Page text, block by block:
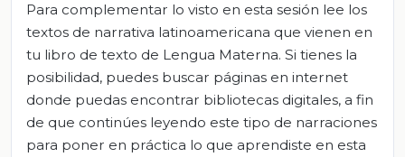
Para complementar lo visto en esta sesión lee los
textos de narrativa latinoamericana que vienen en
tu libro de texto de Lengua Materna. Si tienes la
posibilidad, puedes buscar páginas en internet
donde puedas encontrar bibliotecas digitales, a fin
de que continúes leyendo este tipo de narraciones
para poner en práctica lo que aprendiste en esta